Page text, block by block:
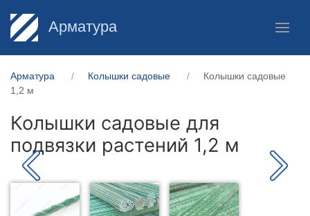
Арматура
Арматура Колышки садовые
Колышки садовые
1,2 м
Колышки садовые для
подвязки растений 1,2 м